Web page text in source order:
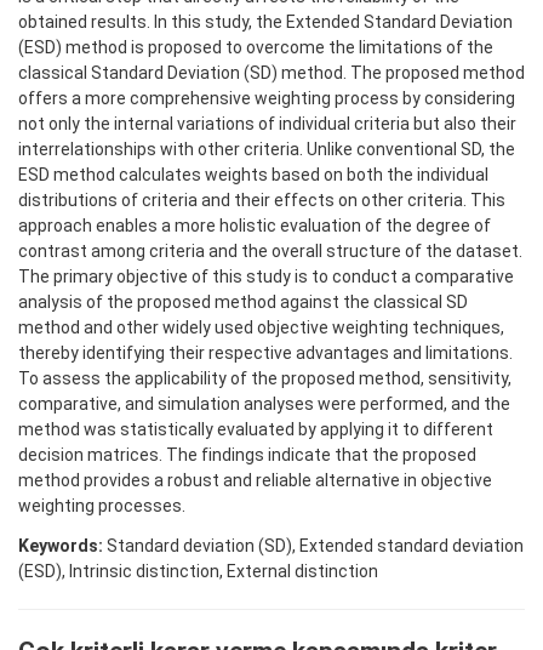
obtained results. In this study, the Extended Standard Deviation
(ESD) method is proposed to overcome the limitations of the
classical Standard Deviation (SD) method. The proposed method
offers a more comprehensive weighting process by considering
not only the internal variations of individual criteria but also their
interrelationships with other criteria. Unlike conventional SD, the
ESD method calculates weights based on both the individual
distributions of criteria and their effects on other criteria. This
approach enables a more holistic evaluation of the degree of
contrast among criteria and the overall structure of the dataset.
The primary objective of this study is to conduct a comparative
analysis of the proposed method against the classical SD
method and other widely used objective weighting techniques,
thereby identifying their respective advantages and limitations.
To assess the applicability of the proposed method, sensitivity,
comparative, and simulation analyses were performed, and the
method was statistically evaluated by applying it to different
decision matrices. The findings indicate that the proposed
method provides a robust and reliable alternative in objective
weighting processes.
Keywords: Standard deviation (SD), Extended standard deviation
(ESD), Intrinsic distinction, External distinction